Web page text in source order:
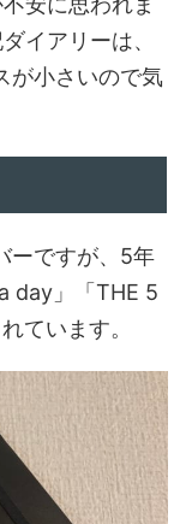
イアリーは、
が小さいので気
ーですが、5年
day」「THE 5
ています。